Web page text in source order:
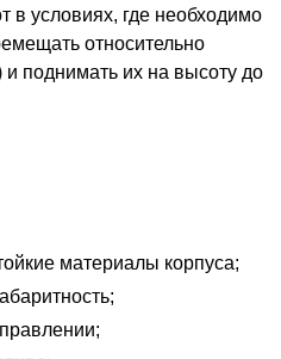
в условиях, где необходимо
относительно
поднимать их на высоту до
материалы корпуса;